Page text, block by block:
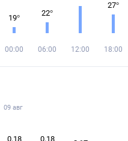
19°
00:00
22°
06:00 12:00
27°
18:00
09 авг
0.18 0.18